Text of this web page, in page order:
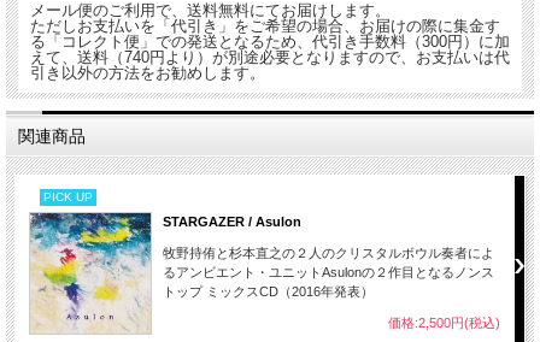
メール便のご利用で、送料無料にてお届けします。
ただしお支払いを「代引き」をご希望の場合、お届けの際に集金す
る「コレクト便」での発送となるため、代引き手数料（300円）に加
えて、送料（740円より）が別途必要となりますので、お支払いは代
引き以外の方法をお勧めします。
関連商品
PICK UP
STARGAZER / Asulon
牧野持侑と杉本直之の２人のクリスタルボウル奏者によ
るアンビエント・ユニットAsulonの２作目となるノンス
トップ ミックスCD（2016年発表）
価格:2,500円(税込)